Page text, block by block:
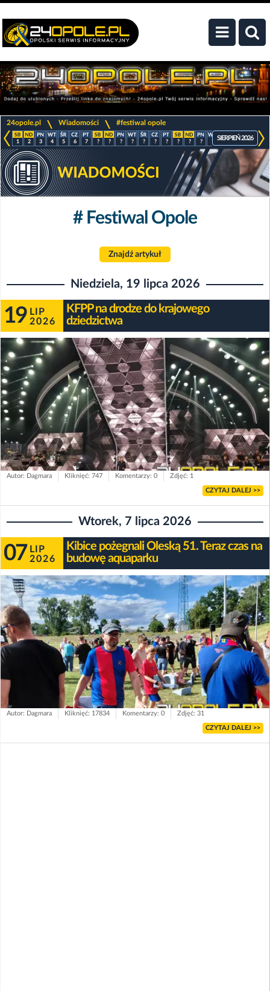
24opole.pl Wiadomości #festiwal opole
1 2 3 4 5 6 7 ? ? ? ? ? ? ? ? ? ? ? ? ? ?
SIERPIEŃ 2026
# Festiwal Opole
Znajdź artykuł
Niedziela, 19 lipca 2026
19 LIP
2026
KFPP na drodze do krajowego
dziedzictwa
Autor: Dagmara Kliknięć: 747 Komentarzy: 0 Zdjęć: 1
CZYTAJ DALEJ >>
Wtorek, 7 lipca 2026
07 LIP
2026
Kibice pożegnali Oleską 51. Teraz czas na
budowę aquaparku
Autor: Dagmara Kliknięć: 17834 Komentarzy: 0 Zdjęć: 31
CZYTAJ DALEJ >>